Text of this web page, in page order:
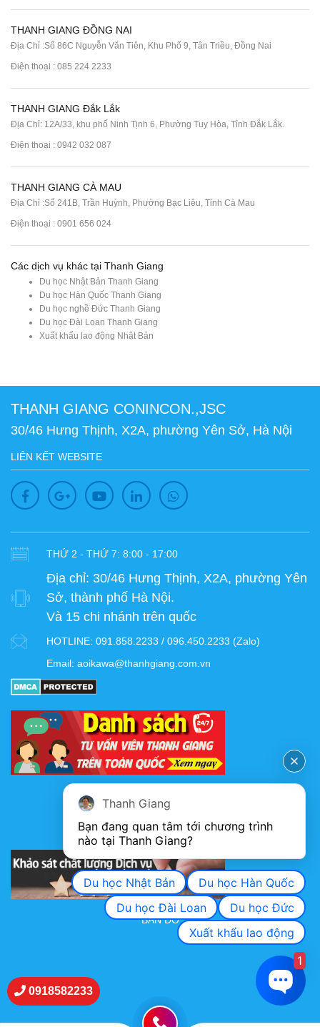
THANH GIANG ĐỒNG NAI
Địa Chỉ :Số 86C Nguyễn Văn Tiên, Khu Phố 9, Tân Triều, Đồng Nai
Điện thoại : 085 224 2233
THANH GIANG Đắk Lắk
Địa Chỉ: 12A/33, khu phố Ninh Tịnh 6, Phường Tuy Hòa, Tỉnh Đắk Lắk.
Điện thoại : 0942 032 087
THANH GIANG CÀ MAU
Địa Chỉ :Số 241B, Trần Huỳnh, Phường Bạc Liêu, Tỉnh Cà Mau
Điện thoại : 0901 656 024
Các dịch vụ khác tại Thanh Giang
Du học Nhật Bản Thanh Giang
Du học Hàn Quốc Thanh Giang
Du học nghề Đức Thanh Giang
Du học Đài Loan Thanh Giang
Xuất khẩu lao động Nhật Bản
THANH GIANG CONINCON.,JSC
30/46 Hưng Thịnh, X2A, phường Yên Sở, Hà Nội
LIÊN KẾT WEBSITE
THỨ 2 - THỨ 7: 8:00 - 17:00
Địa chỉ: 30/46 Hưng Thịnh, X2A, phường Yên
Sở, thành phố Hà Nội.
Và 15 chi nhánh trên quốc
HOTLINE: 091.858.2233 / 096.450.2233 (Zalo)
Email: aoikawa@thanhgiang.com.vn
KHẢO SÁT CHẤT LƯỢNG DỊCH VỤ
BẢN ĐỒ
0918582233
Thanh Giang
Bạn đang quan tâm tới chương trình
nào tại Thanh Giang?
Du học Nhật Bản
Du học Hàn Quốc
Du học Đài Loan
Du học Đức
Xuất khẩu lao động
1